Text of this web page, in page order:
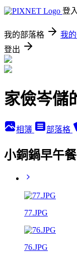
登入
我的部落格 我
登出
家儉岑儲
相簿 部落格
小銅鍋早午
77.JPG
76.JPG